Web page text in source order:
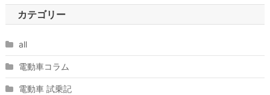
カテゴリー
all
電動車コラム
電動車 試乗記